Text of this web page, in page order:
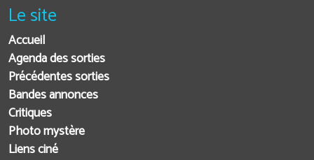
Le site
Accueil
Agenda des sorties
Précédentes sorties
Bandes annonces
Critiques
Photo mystère
Liens ciné